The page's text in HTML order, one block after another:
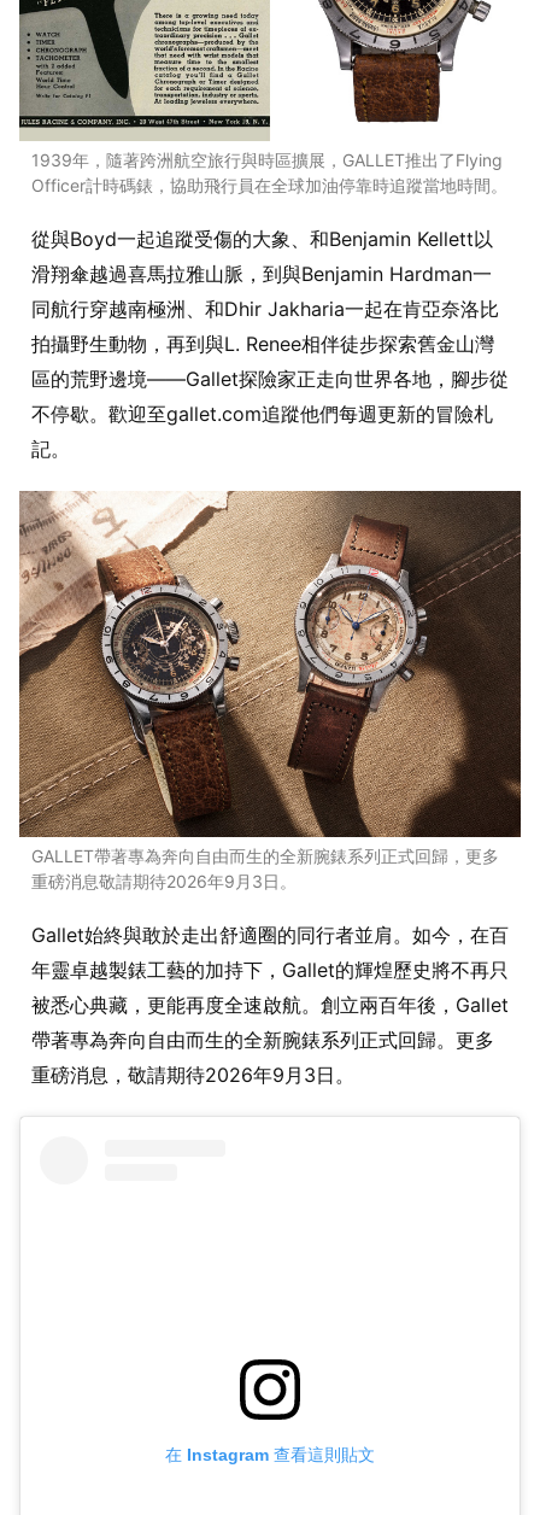
1939年，隨著跨洲航空旅行與時區擴展，GALLET推出了Flying
Officer計時碼錶，協助飛行員在全球加油停靠時追蹤當地時間。
從與Boyd一起追蹤受傷的大象、和Benjamin Kellett以
滑翔傘越過喜馬拉雅山脈，到與Benjamin Hardman一
同航行穿越南極洲、和Dhir Jakharia一起在肯亞奈洛比
拍攝野生動物，再到與L. Renee相伴徒步探索舊金山灣
區的荒野邊境——Gallet探險家正走向世界各地，腳步從
不停歇。歡迎至gallet.com追蹤他們每週更新的冒險札
記。
GALLET帶著專為奔向自由而生的全新腕錶系列正式回歸，更多
重磅消息敬請期待2026年9月3日。
Gallet始終與敢於走出舒適圈的同行者並肩。如今，在百
年靈卓越製錶工藝的加持下，Gallet的輝煌歷史將不再只
被悉心典藏，更能再度全速啟航。創立兩百年後，Gallet
帶著專為奔向自由而生的全新腕錶系列正式回歸。更多
重磅消息，敬請期待2026年9月3日。
在 Instagram 查看這則貼文